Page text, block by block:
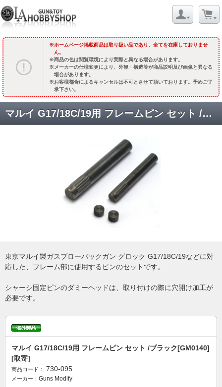
ホームページ掲載商品は取り扱い品であり、全てを在庫しておりませ
ん。
商品の色は閲覧環境により実際と異なる場合があります。
メーカーの仕様変更により、外観・構造等が商品説明及び画像と異なる
場合があります。
お客様都合によるキャンセルは不可とさせて頂いております。予めご了
承下さい。
マルイ G17/18C/19用 フレームピン セット /ブラック[GM0140] [取寄]
東京マルイ製ガスブローバックガン グロック G17/18C/19などに対
応した、フレーム部に使用するピンのセットです。
シャーシ固定ピンのダミーヘッドは、取り付けの際に穴開け加工が
必要です。
マルイ G17/18C/19用 フレームピン セット /ブラック[GM0140]
[取寄]
商品コード： 730-095
メーカー： Guns Modify